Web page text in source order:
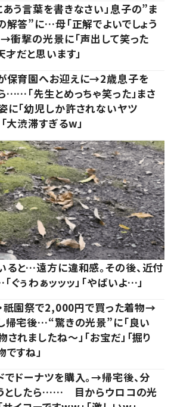
あう言葉を書きなさい」息子の”ま
解答”に…母「正解でよいでしょう
→衝撃の光景に「声出して笑った
才だと思います」
保育園へお迎えに→2歳息子を
……「先生とめっちゃ笑った」まさ
に「幼児しか許されないヤツ
大渋滞すぎるw」
ると…遠方に違和感。その後、近付
ぅわぁッッッ」「やばいよ…」
祇園祭で2,000円で買った着物→
帰宅後…“驚きの光景”に「良い
されましたね～」「お宝だ」「掘り
ですね」
でドーナツを購入。→帰宅後、分
としたら…… 目からウロコの光